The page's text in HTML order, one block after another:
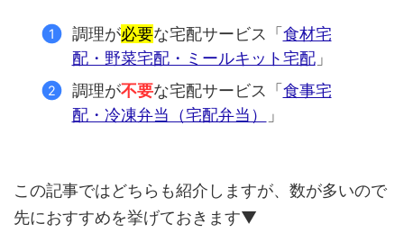
調理が必要な宅配サービス「食材宅
配・野菜宅配・ミールキット宅配」
調理が不要な宅配サービス「食事宅
配・冷凍弁当（宅配弁当）
」
この記事ではどちらも紹介しますが、数が多いので
先におすすめを挙げておきます▼